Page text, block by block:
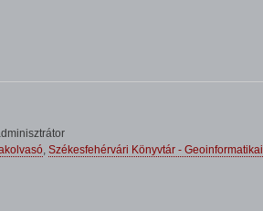
, Székesfehérvári Könyvtár - Geoinformatikai